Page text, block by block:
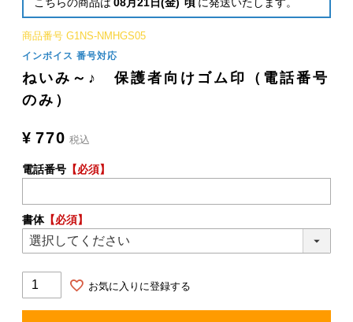
こちらの商品は 08月21日(金) 頃 に発送いたします。
商品番号 G1NS-NMHGS05
インボイス 番号対応
ねいみ～♪ 保護者向けゴム印（電話番号
のみ）
¥ 770 税込
電話番号 【必須】
書体【必須】
お気に入りに登録する